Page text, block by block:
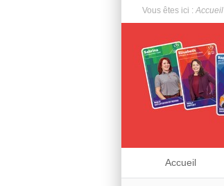
Vous êtes ici : Accueil
Accueil